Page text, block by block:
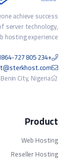
achieve success
server technology,
experience.
+234 805 1864-727
Benin City, Nigeria.
Product
Web Hosting
Reseller Hosting